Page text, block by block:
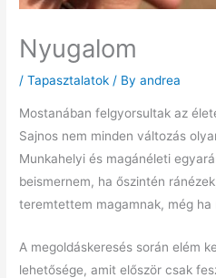
Nyugalom
/Tapasztalatok / Byandrea
Mostanában felgyorsultak az
Sajnos nem minden változás
Munkahelyi és magánéleti
beismernem, ha őszintén
teremtettem magamnak, még ha
A megoldáskeresés során elém
lehetősége, amit először csak